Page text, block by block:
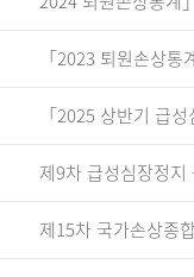
「2023 퇴원손상
「2025 상반기 급
제9차 급성심장정
제15차 국가손상종